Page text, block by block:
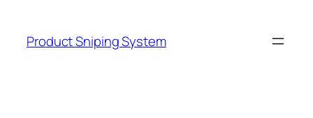
content
Product Sniping System